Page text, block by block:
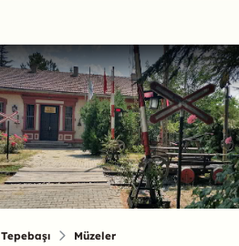
Tepebaşı Müzeler